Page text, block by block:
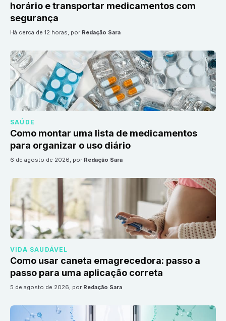
horário e transportar medicamentos com
segurança
há cerca de 12 horas, por Redação Sara
SAÚDE
Como montar uma lista de medicamentos
para organizar o uso diário
6 de agosto de 2026, por Redação Sara
VIDA SAUDÁVEL
Como usar caneta emagrecedora: passo a
passo para uma aplicação correta
5 de agosto de 2026, por Redação Sara